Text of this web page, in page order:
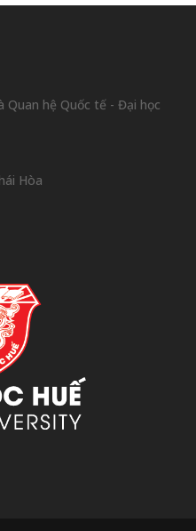
Quan hệ Quốc tế - Đại học
Hòa